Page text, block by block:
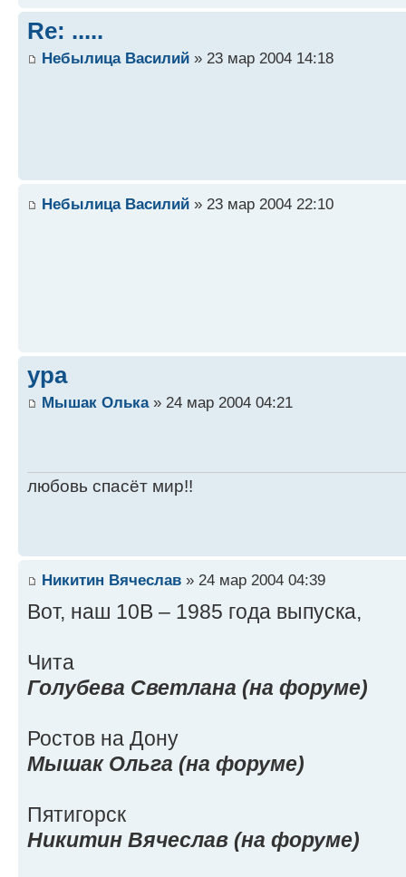
Re: .....
Небылица Василий » 23 мар 2004 14:18
Небылица Василий » 23 мар 2004 22:10
ура
Мышак Олька» 24 мар 2004 04:21
любовь спасёт мир!!
Никитин Вячеслав » 24 мар 2004 04:39
Вот, наш 10В – 1985 года выпуска,
Чита
Голубева Светлана (на форуме)
Ростов на Дону
Мышак Ольга (на форуме)
Пятигорск
Никитин Вячеслав (на форуме)